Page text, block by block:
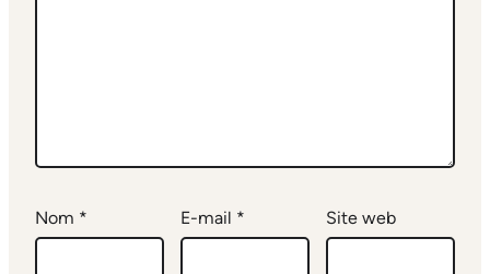
Nom * E-mail * Site web